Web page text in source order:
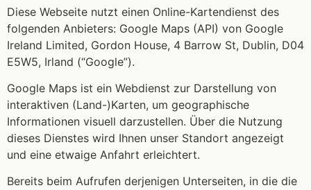
Diese Webseite nutzt einen Online-Kartendienst des
folgenden Anbieters: Google Maps (API) von Google
Ireland Limited, Gordon House, 4 Barrow St, Dublin, D04
E5W5, Irland (“Google”).
Google Maps ist ein Webdienst zur Darstellung von
interaktiven (Land-)Karten, um geographische
Informationen visuell darzustellen. Über die Nutzung
dieses Dienstes wird Ihnen unser Standort angezeigt
und eine etwaige Anfahrt erleichtert.
Bereits beim Aufrufen derjenigen Unterseiten, in die die